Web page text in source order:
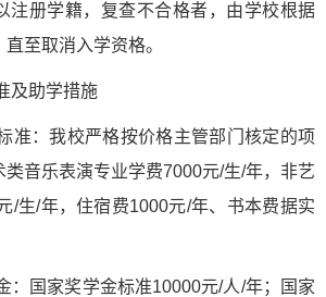
注册学籍，复查不合格者，由学校根据
至取消入学资格。
及助学措施
准：我校严格按价格主管部门核定的项
类音乐表演专业学费7000元/生/年，非艺
/生/年，住宿费1000元/年、书本费据实
：国家奖学金标准10000元/人/年；国家